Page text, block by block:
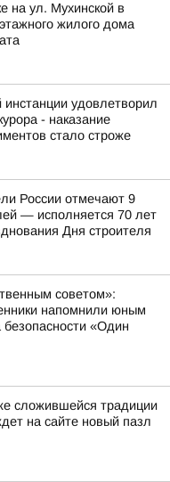
на ул. Мухинской в
жилого дома
удовлетворил
- наказание
стало строже
России отмечают 9
— исполняется 70 лет
Дня строителя
советом»:
напомнили юным
«Один
сложившейся традиции
на сайте новый пазл